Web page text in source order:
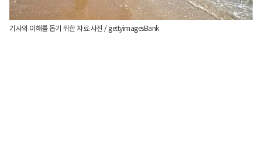
기사의 이해를 돕기 위한 자료 사진 / gettyimagesBank